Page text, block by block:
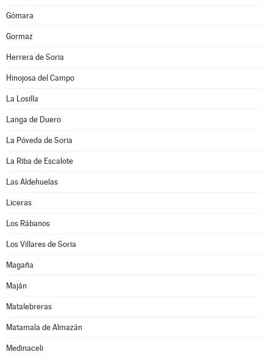
Gómara
Gormaz
Herrera de Soria
Hinojosa del Campo
La Losilla
Langa de Duero
La Póveda de Soria
La Riba de Escalote
Las Aldehuelas
Liceras
Los Rábanos
Los Villares de Soria
Magaña
Maján
Matalebreras
Matamala de Almazán
Medinaceli